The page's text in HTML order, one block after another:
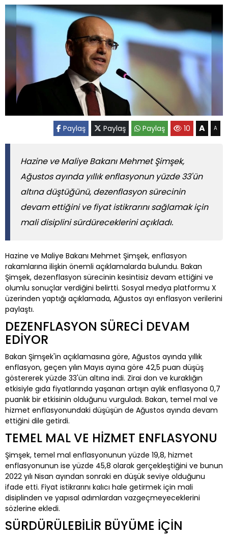
Paylaş Paylaş Paylaş 10 A A
Hazine ve Maliye Bakanı Mehmet Şimşek,
Ağustos ayında yıllık enflasyonun yüzde 33'ün
altına düştüğünü, dezenflasyon sürecinin
devam ettiğini ve fiyat istikrarını sağlamak için
mali disiplini sürdüreceklerini açıkladı.
Hazine ve Maliye Bakanı Mehmet Şimşek, enflasyon
rakamlarına ilişkin önemli açıklamalarda bulundu. Bakan
Şimşek, dezenflasyon sürecinin kesintisiz devam ettiğini ve
olumlu sonuçlar verdiğini belirtti. Sosyal medya platformu X
üzerinden yaptığı açıklamada, Ağustos ayı enflasyon verilerini
paylaştı.
DEZENFLASYON SÜRECİ DEVAM
EDİYOR
Bakan Şimşek'in açıklamasına göre, Ağustos ayında yıllık
enflasyon, geçen yılın Mayıs ayına göre 42,5 puan düşüş
göstererek yüzde 33'ün altına indi. Zirai don ve kuraklığın
etkisiyle gıda fiyatlarında yaşanan artışın aylık enflasyona 0,7
puanlık bir etkisinin olduğunu vurguladı. Bakan, temel mal ve
hizmet enflasyonundaki düşüşün de Ağustos ayında devam
ettiğini dile getirdi.
TEMEL MAL VE HİZMET ENFLASYONU
Şimşek, temel mal enflasyonunun yüzde 19,8, hizmet
enflasyonunun ise yüzde 45,8 olarak gerçekleştiğini ve bunun
2022 yılı Nisan ayından sonraki en düşük seviye olduğunu
ifade etti. Fiyat istikrarını kalıcı hale getirmek için mali
disiplinden ve yapısal adımlardan vazgeçmeyeceklerini
sözlerine ekledi.
SÜRDÜRÜLEBİLİR BÜYÜME İÇİN